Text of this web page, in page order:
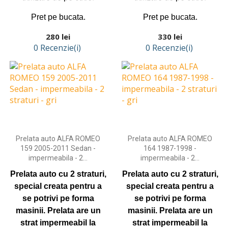
Pret pe bucata.
Preț
280 lei
0 Recenzie(i)
Pret pe bucata.
Preț
330 lei
0 Recenzie(i)
Prelata auto ALFA ROMEO
159 2005-2011 Sedan -
impermeabila - 2...
Prelata auto cu 2 straturi,
special creata pentru a
se potrivi pe forma
masinii. Prelata are un
strat impermeabil la
Prelata auto ALFA ROMEO
164 1987-1998 -
impermeabila - 2...
Prelata auto cu 2 straturi,
special creata pentru a
se potrivi pe forma
masinii. Prelata are un
strat impermeabil la